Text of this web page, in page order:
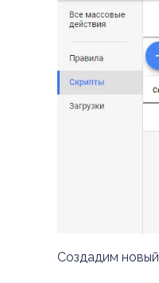
Создадим